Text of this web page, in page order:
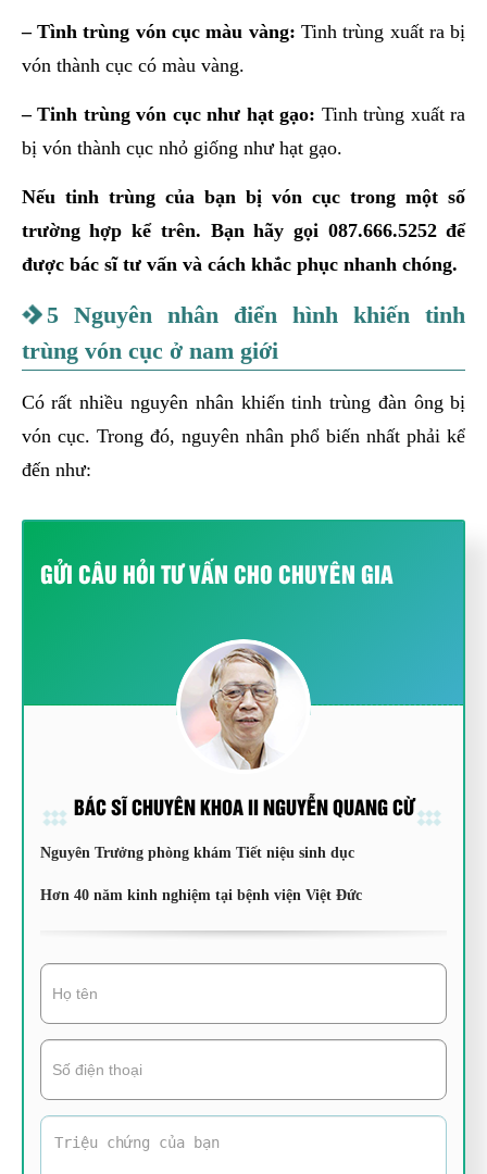
– Tình trùng vón cục màu vàng:Tinh trùng xuất ra bị
vón thành cục có màu vàng.
– Tinh trùng vón cục như hạt gạo: Tinh trùng xuất ra
bị vón thành cục nhỏ giống như hạt gạo.
Nếu tinh trùng của bạn bị vón cục trong một số
trường hợp kể trên. Bạn hãy gọi 087.666.5252 để
được bác sĩ tư vấn và cách khắc phục nhanh chóng.
5 Nguyên nhân điển hình khiến tinh
trùng vón cục ở nam giới
Có rất nhiều nguyên nhân khiến tinh trùng đàn ông bị
vón cục. Trong đó, nguyên nhân phổ biến nhất phải kể
đến như:
GỬI CÂU HỎI TƯ VẤN CHO CHUYÊN GIA
BÁC SĨ CHUYÊN KHOA II NGUYỄN QUANG CỪ
Nguyên Trưởng phòng khám Tiết niệu sinh dục
Hơn 40 năm kinh nghiệm tại bệnh viện Việt Đức